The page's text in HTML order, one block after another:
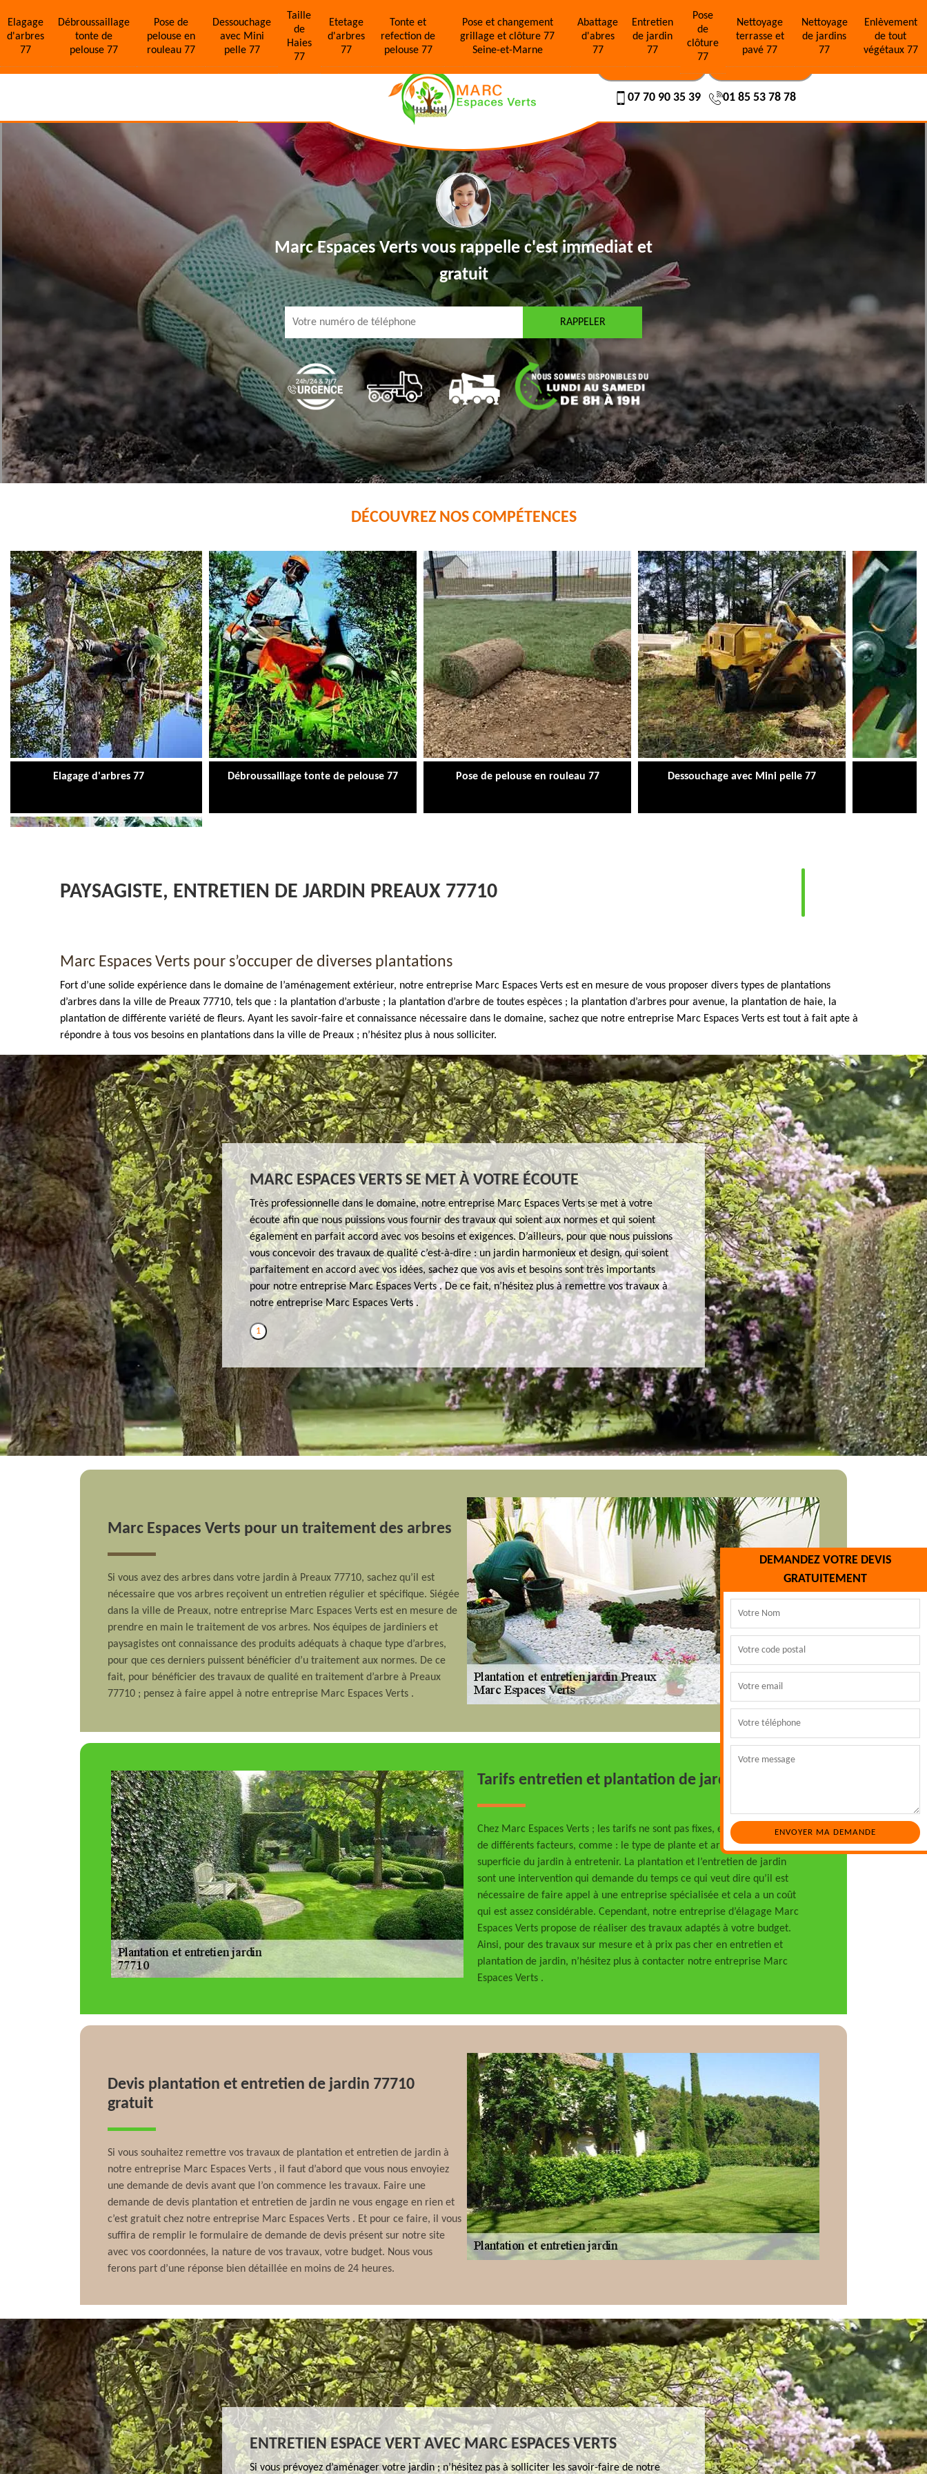
Elagage
d'arbres
77
Débroussaillage
tonte de
pelouse 77
Pose de
pelouse en
rouleau 77
Dessouchage
avec Mini
pelle 77
Taille
de
Haies
77
Etetage
d'arbres
77
Tonte et
refection de
pelouse 77
Pose et changement
grillage et clôture 77
Seine-et-Marne
Abattage
d'abres
77
Entretien
de jardin
77
Pose
de
clôture
77
Nettoyage
terrasse et
pavé 77
Nettoyage
de jardins
77
Enlèvement
de tout
végétaux 77
NOS RÉALISATIONS NOUS CONTACTER
07 70 90 35 39 01 85 53 78 78
Marc Espaces Verts vous rappelle c'est immediat et
gratuit
DÉCOUVREZ NOS COMPÉTENCES
Elagage d'arbres 77 Débroussaillage tonte de pelouse 77 Pose de pelouse en rouleau 77 Dessouchage avec Mini pelle 77
Enlèvement de tout végétaux 77
DEMANDEZ VOTRE DEVIS
GRATUITEMENT
PAYSAGISTE, ENTRETIEN DE JARDIN PREAUX 77710
Marc Espaces Verts pour s’occuper de diverses plantations
Fort d’une solide expérience dans le domaine de l’aménagement extérieur, notre entreprise Marc Espaces Verts est en mesure de vous proposer divers types de plantations
d’arbres dans la ville de Preaux 77710, tels que : la plantation d’arbuste ; la plantation d’arbre de toutes espèces ; la plantation d’arbres pour avenue, la plantation de haie, la
plantation de différente variété de fleurs. Ayant les savoir-faire et connaissance nécessaire dans le domaine, sachez que notre entreprise Marc Espaces Verts est tout à fait apte à
répondre à tous vos besoins en plantations dans la ville de Preaux ; n’hésitez plus à nous solliciter.
MARC ESPACES VERTS SE MET À VOTRE ÉCOUTE
Très professionnelle dans le domaine, notre entreprise Marc Espaces Verts se met à votre
écoute afin que nous puissions vous fournir des travaux qui soient aux normes et qui soient
également en parfait accord avec vos besoins et exigences. D’ailleurs, pour que nous puissions
vous concevoir des travaux de qualité c’est-à-dire : un jardin harmonieux et design, qui soient
parfaitement en accord avec vos idées, sachez que vos avis et besoins sont très importants
pour notre entreprise Marc Espaces Verts . De ce fait, n’hésitez plus à remettre vos travaux à
notre entreprise Marc Espaces Verts .
1
Marc Espaces Verts pour un traitement des arbres
Si vous avez des arbres dans votre jardin à Preaux 77710, sachez qu’il est
nécessaire que vos arbres reçoivent un entretien régulier et spécifique. Siégée
dans la ville de Preaux, notre entreprise Marc Espaces Verts est en mesure de
prendre en main le traitement de vos arbres. Nos équipes de jardiniers et
paysagistes ont connaissance des produits adéquats à chaque type d’arbres,
pour que ces derniers puissent bénéficier d’u traitement aux normes. De ce
fait, pour bénéficier des travaux de qualité en traitement d’arbre à Preaux
77710 ; pensez à faire appel à notre entreprise Marc Espaces Verts .
Tarifs entretien et plantation de jardin
Chez Marc Espaces Verts ; les tarifs ne sont pas fixes, en effet, cela varie
de différents facteurs, comme : le type de plante et arbre à planter, la
superficie du jardin à entretenir. La plantation et l’entretien de jardin
sont une intervention qui demande du temps ce qui veut dire qu’il est
nécessaire de faire appel à une entreprise spécialisée et cela a un coût
qui est assez considérable. Cependant, notre entreprise d’élagage Marc
Espaces Verts propose de réaliser des travaux adaptés à votre budget.
Ainsi, pour des travaux sur mesure et à prix pas cher en entretien et
plantation de jardin, n’hésitez plus à contacter notre entreprise Marc
Espaces Verts .
Devis plantation et entretien de jardin 77710
gratuit
Si vous souhaitez remettre vos travaux de plantation et entretien de jardin à
notre entreprise Marc Espaces Verts , il faut d’abord que vous nous envoyiez
une demande de devis avant que l’on commence les travaux. Faire une
demande de devis plantation et entretien de jardin ne vous engage en rien et
c’est gratuit chez notre entreprise Marc Espaces Verts . Et pour ce faire, il vous
suffira de remplir le formulaire de demande de devis présent sur notre site
avec vos coordonnées, la nature de vos travaux, votre budget. Nous vous
ferons part d’une réponse bien détaillée en moins de 24 heures.
ENTRETIEN ESPACE VERT AVEC MARC ESPACES VERTS
Si vous prévoyez d’aménager votre jardin ; n’hésitez pas à solliciter les savoir-faire de notre